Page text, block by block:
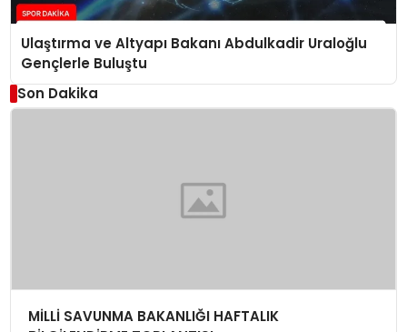
Ulaştırma ve Altyapı Bakanı Abdulkadir Uraloğlu
Gençlerle Buluştu
Son Dakika
MİLLİ SAVUNMA BAKANLIĞI HAFTALIK